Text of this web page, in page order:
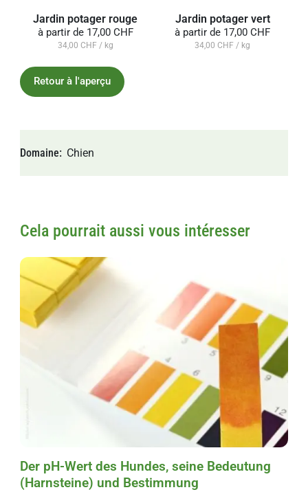
Jardin potager rouge
à partir de17,00 CHF
34,00 CHF / kg
Jardin potager vert
à partir de 17,00 CHF
34,00 CHF / kg
Domaine Chien
Cela pourrait aussi vous intéresser
Der pH-Wert des Hundes, seine Bedeutung
(Harnsteine) und Bestimmung
Retour à l'aperçu